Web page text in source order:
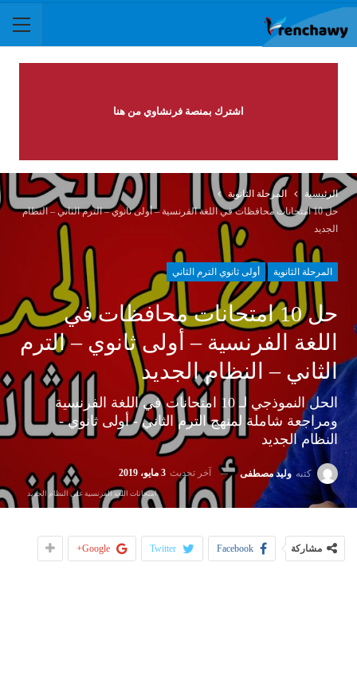
اشترك بمنصة فرنشاوي من هنا
الرئيسية
المرحلة الثانوية
حل 10 امتحانات محافظات في اللغة الفرنسية – أولى ثانوي – الترم الثاني – النظام
الجديد
المرحلة الثانوية أولى ثانوي الترم الثاني
حل 10 امتحانات محافظات في
اللغة الفرنسية – أولى ثانوي – الترم
الثاني – النظام الجديد
الحل النموذجي لـ 10 امتحانات في اللغة الفرنسية
ومراجعة شاملة لمنهج الترم الثاني - أولى ثانوي -
النظام الجديد
كتبه وليد مصطفى آخر تحديث 3 مايو، 2019
امتحانات اللغة الفرنسية على النظام الجديد
مشاركة Facebook
Twitter
Google+